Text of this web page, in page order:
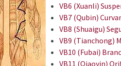
VB6 (Xuanli)
VB7 (Qubin)
VB8 (Shuaigu)
VB9 (Tianchong)
VB10 (Fubai)
VB11 (Qiaoyin)